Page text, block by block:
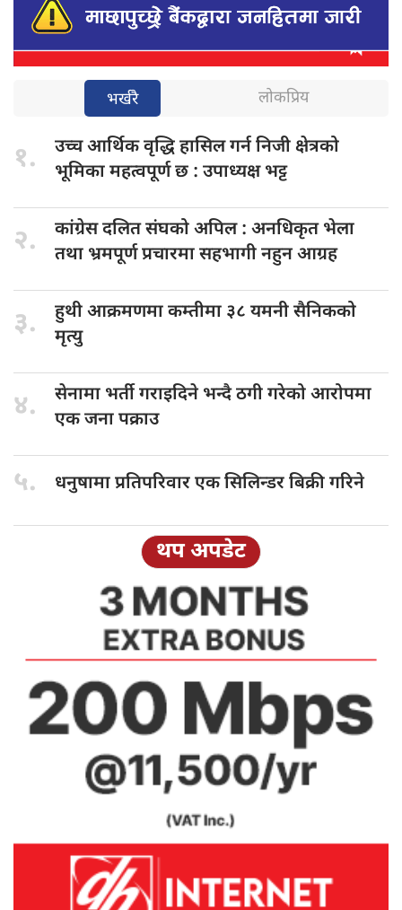
भर्खरै लोकप्रिय
१. उच्च आर्थिकवृद्धि हासिल गर्न निजी क्षेत्रको
भूमिका महत्वपूर्ण छ : उपाध्यक्ष भट्ट
२. कांग्रेस दलितसंघको अपिल : अनधिकृत भेला
तथा भ्रमपूर्ण प्रचारमा सहभागी नहुन आग्रह
३. हुथी आक्रमणमाकम्तीमा ३८ यमनी सैनिकको
मृत्यु
४. सेनामा भर्तीगराइदिने भन्दै ठगी गरेको आरोपमा
एक जना पक्राउ
५. धनुषामा प्रतिपरिवारएक सिलिन्डर बिक्री गरिने
थप अपडेट